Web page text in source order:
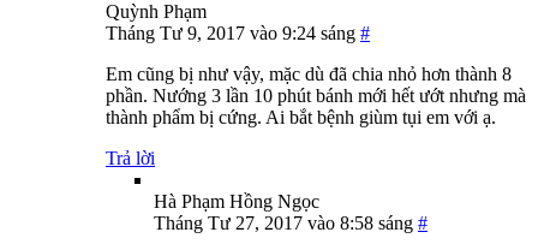
Quỳnh Phạm
Tháng Tư 9, 2017 vào 9:24 sáng #
Em cũng bị như vậy, mặc dù đã chia nhỏ hơn thành 8
phần. Nướng 3 lần 10 phút bánh mới hết ướt nhưng mà
thành phẩm bị cứng. Ai bắt bệnh giùm tụi em với ạ.
Trả lời
Hà Phạm Hồng Ngọc
Tháng Tư 27, 2017 vào 8:58 sáng #